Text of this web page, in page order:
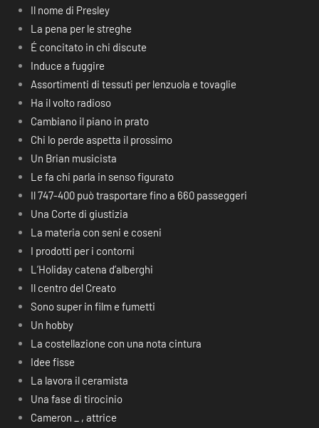
Il nome di Presley
La pena per le streghe
É concitato in chi discute
Induce a fuggire
Assortimenti di tessuti per lenzuola e tovaglie
Ha il volto radioso
Cambiano il piano in prato
Chi lo perde aspetta il prossimo
Un Brian musicista
Le fa chi parla in senso figurato
Il 747-400 può trasportare fino a 660 passeggeri
Una Corte di giustizia
La materia con seni e coseni
I prodotti per i contorni
L’Holiday catena d’alberghi
Il centro del Creato
Sono super in film e fumetti
Un hobby
La costellazione con una nota cintura
Idee fisse
La lavora il ceramista
Una fase di tirocinio
Cameron _ , attrice